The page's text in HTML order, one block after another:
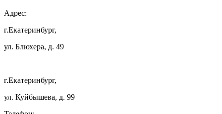
Адрес:
г.Екатеринбург,
ул. Блюхера, д. 49
г.Екатеринбург,
ул. Куйбышева, д. 99